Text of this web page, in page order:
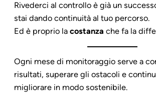
Rivederci al controllo è già un
stai dando continuità al tuo percorso.
Ed è proprio la costanza che fa la
Ogni mese di monitoraggio serve a
risultati, superare gli ostacoli e
migliorare in modo sostenibile.